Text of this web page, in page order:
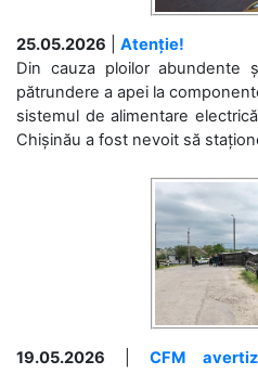
25.05.2026
Atenție!
Din cauza ploilor abundente
pătrundere a apei la
sistemul de alimentare
Chișinău a fost nevoit să
19.05.2026
CFM